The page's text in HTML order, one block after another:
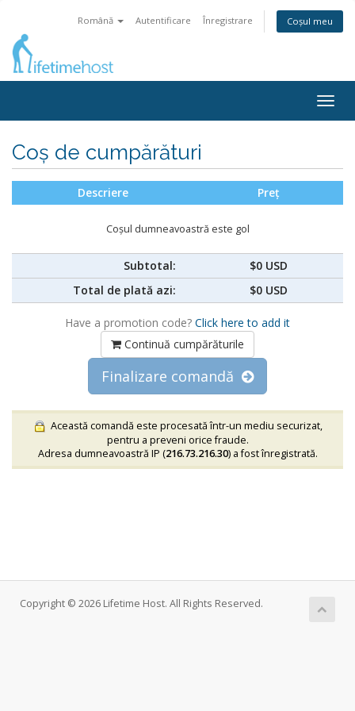
Română Autentificare Înregistrare Coșul meu
Coș de cumpărături
Descriere Preț
Coșul dumneavoastră este gol
Subtotal:
$0 USD
Total de plată azi:
$0 USD
Have a promotion code? Click here to add it
Continuă cumpărăturile
Finalizare comandă
Această comandă este procesată într-un mediu securizat,
pentru a preveni orice fraude.
Adresa dumneavoastră IP (216.73.216.30) a fost înregistrată.
Copyright © 2026 Lifetime Host. All Rights Reserved.